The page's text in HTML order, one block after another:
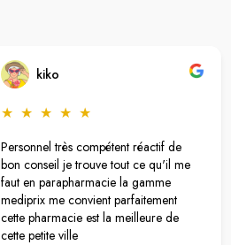
kiko
★ ★ ★ ★ ★
Personnel très compétent réactif de
bon conseil je trouve tout ce qu'il me
faut en parapharmacie la gamme
mediprix me convient parfaitement
cette pharmacie est la meilleure de
cette petite ville